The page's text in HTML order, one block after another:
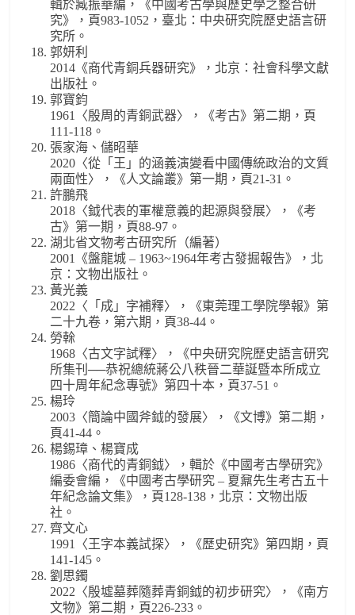
輯於臧振華編，《中國考古學與歷史學之整合研
究》，頁983-1052，臺北：中央研究院歷史語言研
究所。
郭妍利
2014《商代青銅兵器研究》，北京：社會科學文獻
出版社。
郭寶鈞
1961〈殷周的青銅武器〉，《考古》第二期，頁
111-118。
張家海、儲昭華
2020〈從「王」的涵義演變看中國傳統政治的文質
兩面性〉，《人文論叢》第一期，頁21-31。
許鵬飛
2018〈鉞代表的軍權意義的起源與發展〉，《考
古》第一期，頁88-97。
湖北省文物考古研究所（編著）
2001《盤龍城 – 1963~1964年考古發掘報告》，北
京：文物出版社。
黃光義
2022〈「成」字補釋〉，《東莞理工學院學報》第
二十九卷，第六期，頁38-44。
勞榦
1968〈古文字試釋〉，《中央研究院歷史語言研究
所集刊──恭祝總統蔣公八秩晉二華誕暨本所成立
四十周年紀念專號》第四十本，頁37-51。
楊玲
2003〈簡論中國斧鉞的發展〉，《文博》第二期，
頁41-44。
楊錫璋、楊寶成
1986〈商代的青銅鉞〉，輯於《中國考古學研究》
編委會編，《中國考古學研究 – 夏鼐先生考古五十
年紀念論文集》，頁128-138，北京：文物出版
社。
齊文心
1991〈王字本義試探〉，《歷史研究》第四期，頁
141-145。
劉思鐲
2022〈殷墟墓葬隨葬青銅鉞的初步研究〉，《南方
文物》第二期，頁226-233。